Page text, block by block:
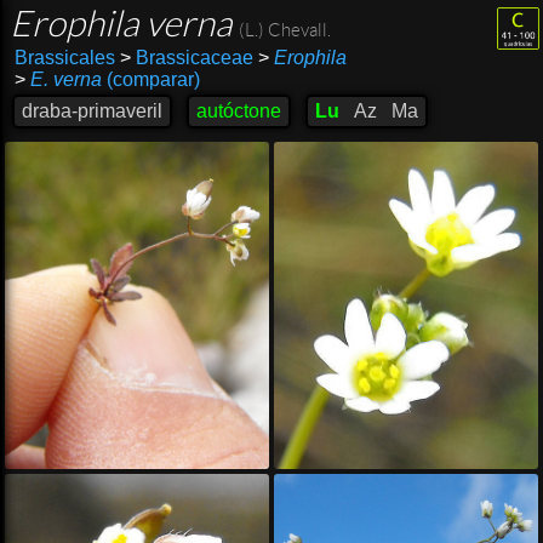
Erophila verna (L.) Chevall.
Brassicales >Brassicaceae > Erophila
> E. verna (comparar)
draba-primaveril
autóctone Lu Az Ma